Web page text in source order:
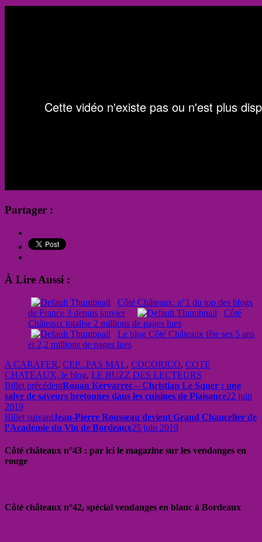
Partager :
À Lire Aussi :
Côté Châteaux: n°1 du top des blogs
de France 3 depuis janvier
Côté
Châteaux totalise 2 millions de pages lues
Le blog Côté Châteaux fête ses 5 ans
et 2,2 millions de pages lues
A CARAFER, CEP...PAS MAL, COCORICO, COTE
CHATEAUX, le blog, LE BUZZ DES LECTEURS
Billet précédentRonan Kervarrec – Christian Le Squer : une
salve de saveurs bretonnes dans les cuisines de Plaisance22 juin
2019
Billet suivantJean-Pierre Rousseau devient Grand Chancelier de
l’Académie du Vin de Bordeaux25 juin 2019
Côté châteaux n°43 : par ici le magazine sur les vendanges en
rouge
Côté châteaux n°42, spécial vendanges en blanc à Bordeaux